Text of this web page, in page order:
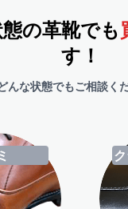
の革靴でも
す！
な状態でもご相談く